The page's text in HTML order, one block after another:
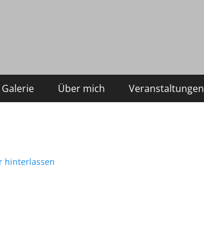
Galerie Über mich Veranstaltungen
hinterlassen